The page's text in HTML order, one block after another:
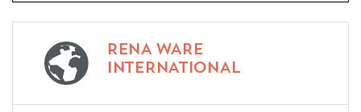
RENA WARE
INTERNATIONAL